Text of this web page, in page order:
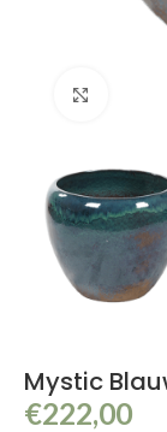
Mystic
€222,00